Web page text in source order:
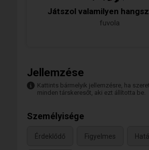
Játszol valamilyen
fuvola
Jellemzése
Kattints bármelyik jellemzésre, ha
minden társkeresőt, aki ezt állította be.
Személyisége
Érdeklődő Figyelmes